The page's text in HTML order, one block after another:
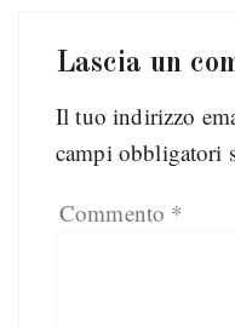
Lascia un
Il tuo indirizzo
campi obbligatori
Commento *